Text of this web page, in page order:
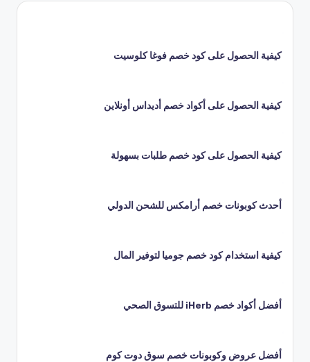
كيفية الحصول على كود خصم فوغا كلوسيت
كيفية الحصول على أكواد خصم أديداس أونلاين
كيفية الحصول على كود خصم طلبات بسهولة
أحدث كوبونات خصم أرامكس للشحن الدولي
كيفية استخدام كود خصم جوميا لتوفير المال
أفضل أكواد خصم iHerb للتسوق الصحي
أفضل عروض وكوبونات خصم سوق دوت كوم